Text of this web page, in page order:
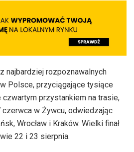
najbardziej rozpoznawalnych
Polsce, przyciągające tysiące
przystankiem na trasie,
w Żywcu, odwiedzając
Wrocław i Kraków. Wielki finał
22 i 23 sierpnia.